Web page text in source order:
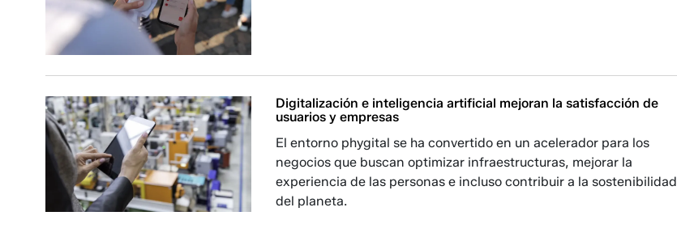
Digitalización e inteligencia artificial mejoran la satisfacción de
usuarios y empresas
El entorno phygital se ha convertido en un acelerador para los
negocios que buscan optimizar infraestructuras, mejorar la
experiencia de las personas e incluso contribuir a la sostenibilidad
del planeta.